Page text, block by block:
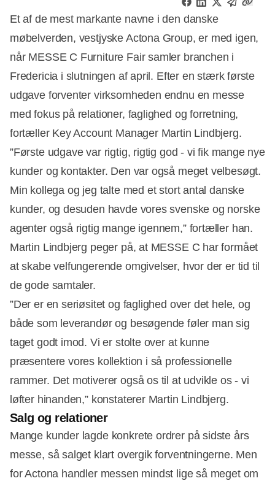
Et af de mest markante navne i den danske
møbelverden, vestjyske Actona Group, er med igen,
når MESSE C Furniture Fair samler branchen i
Fredericia i slutningen af april. Efter en stærk første
udgave forventer virksomheden endnu en messe
med fokus på relationer, faglighed og forretning,
fortæller Key Account Manager Martin Lindbjerg.
”Første udgave var rigtig, rigtig god - vi fik mange nye
kunder og kontakter. Den var også meget velbesøgt.
Min kollega og jeg talte med et stort antal danske
kunder, og desuden havde vores svenske og norske
agenter også rigtig mange igennem,” fortæller han.
Annonce
Martin Lindbjerg peger på, at MESSE C har formået
at skabe velfungerende omgivelser, hvor der er tid til
de gode samtaler.
”Der er en seriøsitet og faglighed over det hele, og
både som leverandør og besøgende føler man sig
taget godt imod. Vi er stolte over at kunne
præsentere vores kollektion i så professionelle
rammer. Det motiverer også os til at udvikle os - vi
løfter hinanden,” konstaterer Martin Lindbjerg.
Salg og relationer
Mange kunder lagde konkrete ordrer på sidste års
messe, så salget klart overgik forventningerne. Men
for Actona handler messen mindst lige så meget om